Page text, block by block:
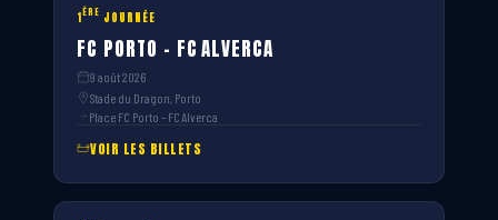
1ÈRE JOURNÉE
FC PORTO – FC ALVERCA
9 août 2026
Stade du Dragon, Porto
Place FC Porto – FC Alverca
VOIR LES BILLETS